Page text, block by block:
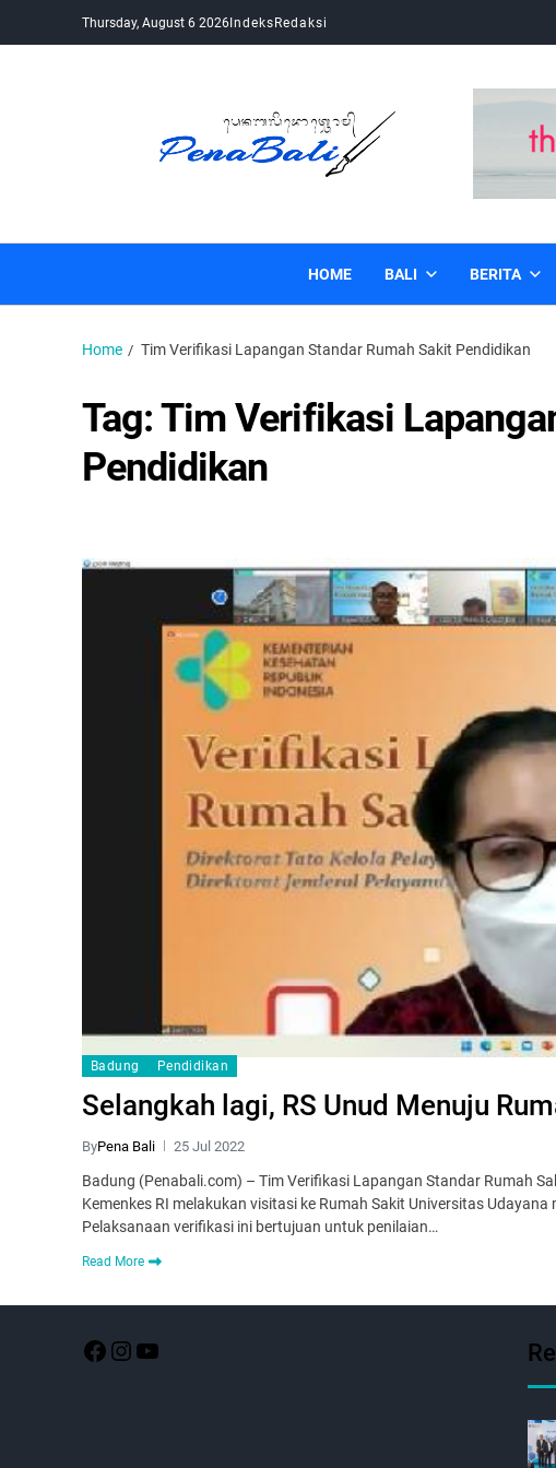
Thursday, August 6 2026IndeksRedaksi
HOME BALI BERITA
Home Tim Verifikasi Lapangan Standar Rumah Sakit Pendidikan
Tag:Tim Verifikasi
Pendidikan
Badung Pendidikan
Selangkah lagi, RS Unud Menuju
ByPena Bali 25 Jul 2022
Badung (Penabali.com) – Tim Verifikasi Lapangan Standar Rumah
Kemenkes RI melakukan visitasi ke Rumah Sakit Universitas
Pelaksanaan verifikasi ini bertujuan untuk penilaian…
Read More